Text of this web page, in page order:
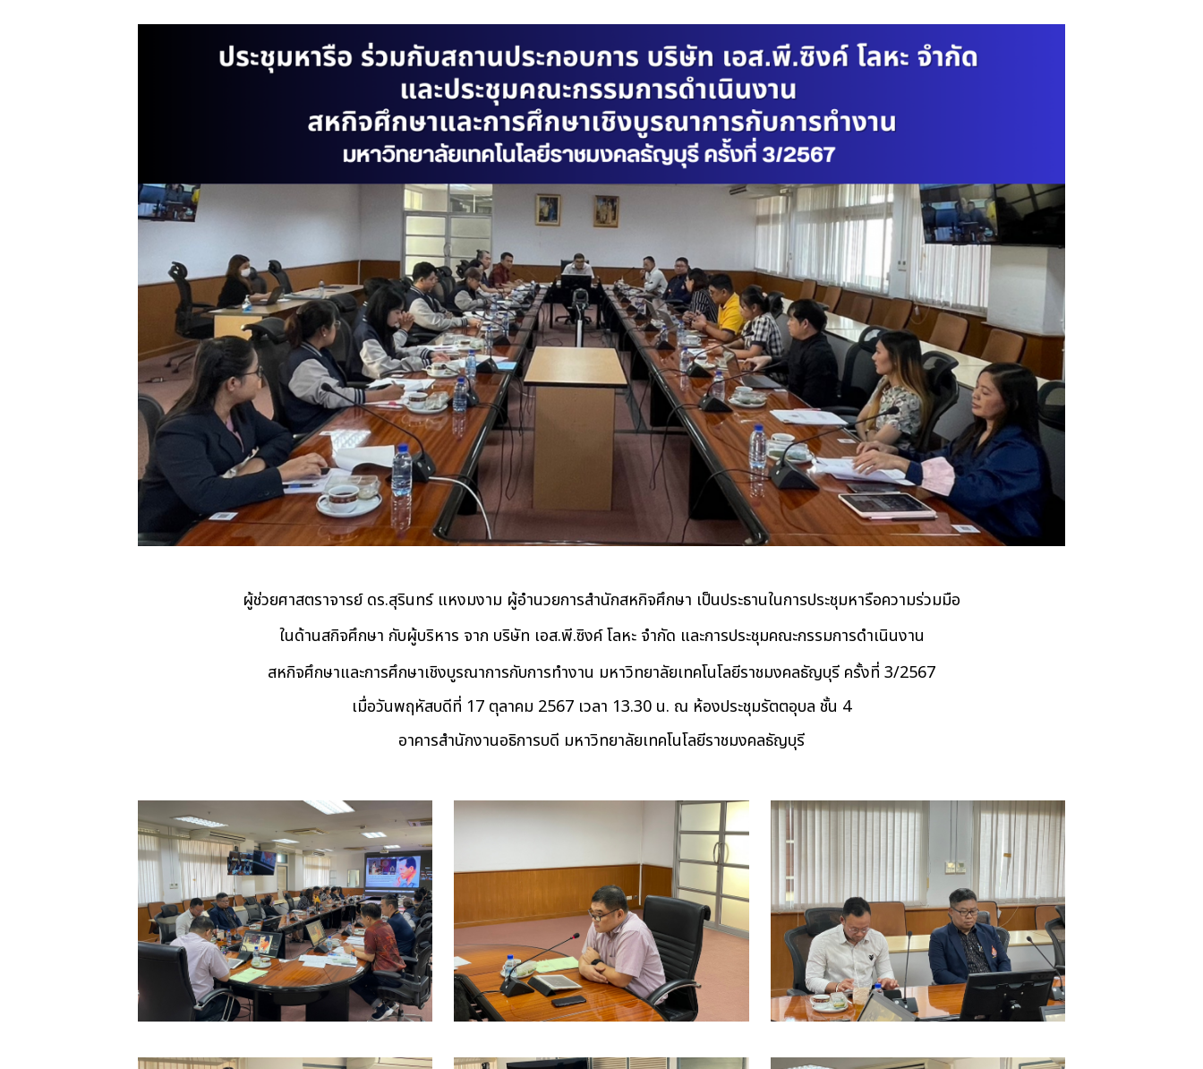
ผู้ช่วยศาสตราจารย์ ดร.สุรินทร์ แหงมงาม ผู้อำนวยการสำนักสหกิจศึกษา เป็นประธานในการประชุมหารือความร่วมมือ
ในด้านสกิจศึกษา กับผู้บริหาร จาก บริษัท เอส.พี.ซิงค์ โลหะ จำกัด และการประชุมคณะกรรมการดำเนินงาน
สหกิจศึกษาและการศึกษาเชิงบูรณาการกับการทำงาน มหาวิทยาลัยเทคโนโลยีราชมงคลธัญบุรี ครั้งที่ 3/2567
เมื่อวันพฤหัสบดีที่ 17 ตุลาคม 2567 เวลา 13.30 น. ณ ห้องประชุมรัตตอุบล ชั้น 4
อาคารสำนักงานอธิการบดี มหาวิทยาลัยเทคโนโลยีราชมงคลธัญบุรี